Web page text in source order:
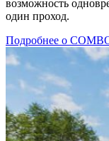
возможность
один проход.
Подробнее о